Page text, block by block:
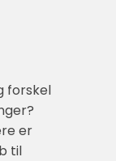
forskel
er
til